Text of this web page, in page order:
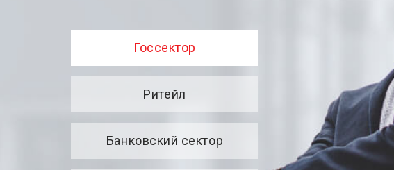
Госсектор
Ритейл
Банковский сектор